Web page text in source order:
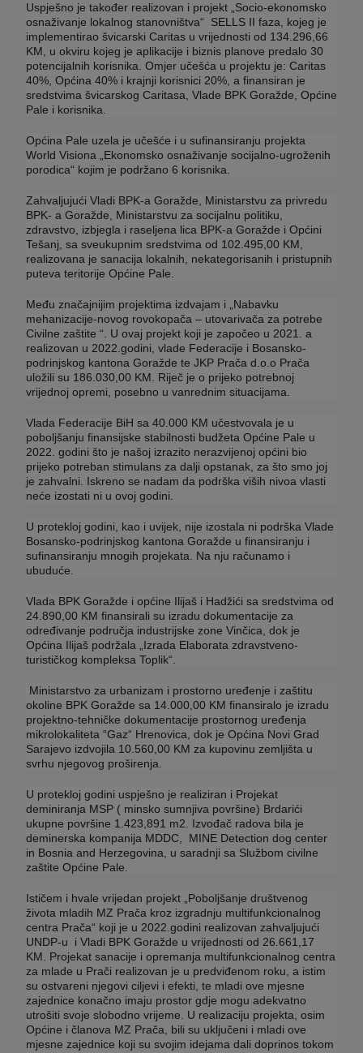
Uspješno je također realizovan i projekt „Socio-ekonomsko
osnaživanje lokalnog stanovništva“ SELLS II faza, kojeg je
implementirao švicarski Caritas u vrijednosti od 134.296,66
KM, u okviru kojeg je aplikacije i biznis planove predalo 30
potencijalnih korisnika. Omjer učešća u projektu je: Caritas
40%, Općina 40% i krajnji korisnici 20%, a finansiran je
sredstvima švicarskog Caritasa, Vlade BPK Goražde, Općine
Pale i korisnika.
Općina Pale uzela je učešće i u sufinansiranju projekta
World Visiona „Ekonomsko osnaživanje socijalno-ugroženih
porodica“ kojim je podržano 6 korisnika.
Zahvaljujući Vladi BPK-a Goražde, Ministarstvu za privredu
BPK- a Goražde, Ministarstvu za socijalnu politiku,
zdravstvo, izbjegla i raseljena lica BPK-a Goražde i Općini
Tešanj, sa sveukupnim sredstvima od 102.495,00 KM,
realizovana je sanacija lokalnih, nekategorisanih i pristupnih
puteva teritorije Općine Pale.
Među značajnijim projektima izdvajam i „Nabavku
mehanizacije-novog rovokopača – utovarivača za potrebe
Civilne zaštite “. U ovaj projekt koji je započeo u 2021. a
realizovan u 2022.godini, vlade Federacije i Bosansko-
podrinjskog kantona Goražde te JKP Prača d.o.o Prača
uložili su 186.030,00 KM. Riječ je o prijeko potrebnoj
vrijednoj opremi, posebno u vanrednim situacijama.
Vlada Federacije BiH sa 40.000 KM učestvovala je u
poboljšanju finansijske stabilnosti budžeta Općine Pale u
2022. godini što je našoj izrazito nerazvijenoj općini bio
prijeko potreban stimulans za dalji opstanak, za što smo joj
je zahvalni. Iskreno se nadam da podrška viših nivoa vlasti
neće izostati ni u ovoj godini.
U protekloj godini, kao i uvijek, nije izostala ni podrška Vlade
Bosansko-podrinjskog kantona Goražde u finansiranju i
sufinansiranju mnogih projekata. Na nju računamo i
ubuduće.
Vlada BPK Goražde i općine Ilijaš i Hadžići sa sredstvima od
24.890,00 KM finansirali su izradu dokumentacije za
određivanje područja industrijske zone Vinčica, dok je
Općina Ilijaš podržala „Izrada Elaborata zdravstveno-
turističkog kompleksa Toplik“.
Ministarstvo za urbanizam i prostorno uređenje i zaštitu
okoline BPK Goražde sa 14.000,00 KM finansiralo je izradu
projektno-tehničke dokumentacije prostornog uređenja
mikrolokaliteta “Gaz“ Hrenovica, dok je Općina Novi Grad
Sarajevo izdvojila 10.560,00 KM za kupovinu zemljišta u
svrhu njegovog proširenja.
U protekloj godini uspješno je realiziran i Projekat
deminiranja MSP ( minsko sumnjiva površine) Brdarići
ukupne površine 1.423,891 m2. Izvođač radova bila je
deminerska kompanija MDDC, MINE Detection dog center
in Bosnia and Herzegovina, u saradnji sa Službom civilne
zaštite Općine Pale.
Ističem i hvale vrijedan projekt „Poboljšanje društvenog
života mladih MZ Prača kroz izgradnju multifunkcionalnog
centra Prača“ koji je u 2022.godini realizovan zahvaljujući
UNDP-u i Vladi BPK Goražde u vrijednosti od 26.661,17
KM. Projekat sanacije i opremanja multifunkcionalnog centra
za mlade u Prači realizovan je u predviđenom roku, a istim
su ostvareni njegovi ciljevi i efekti, te mladi ove mjesne
zajednice konačno imaju prostor gdje mogu adekvatno
utrošiti svoje slobodno vrijeme. U realizaciju projekta, osim
Općine i članova MZ Prača, bili su uključeni i mladi ove
mjesne zajednice koji su svojim idejama dali doprinos tokom